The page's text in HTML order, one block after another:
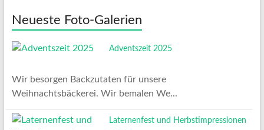
Neueste Foto-Galerien
Adventszeit 2025
Wir besorgen Backzutaten für unsere
Weihnachtsbäckerei. Wir bemalen We...
Laternenfest und Herbstimpressionen